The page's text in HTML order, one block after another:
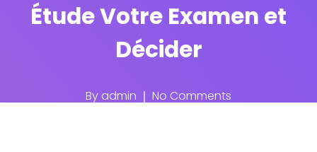
Étude Votre Examen et
Décider
By admin No Comments